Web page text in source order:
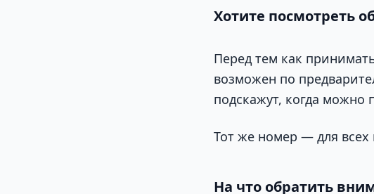
Хотите посмотреть
Перед тем как
возможен по
подскажут, когда можно
Тот же номер — для всех
На что обратить